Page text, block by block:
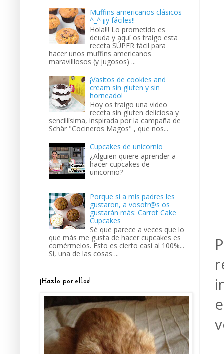
Muffins americanos clásicos
^_^ ¡¡y fáciles!!
Hola!!! Lo prometido es
deuda y aquí os traigo esta
receta SÚPER fácil para
hacer unos muffins americanos
maravilllosos (y jugosos) ...
¡Vasitos de cookies and
cream sin gluten y sin
horneado!
Hoy os traigo una video
receta sin gluten deliciosa y
sencillísima, inspirada por la campaña de
Schär "Cocineros Magos" , que nos...
Cupcakes de unicornio
¿Alguien quiere aprender a
hacer cupcakes de
unicornio?
Porque si a mis padres les
gustaron, a vosotr@s os
gustarán más: Carrot Cake
Cupcakes
Sé que parece a veces que lo
que más me gusta de hacer cupcakes es
comérmelos. Esto es cierto casi al 100%...
Sí, una de las cosas ...
¡Hazlo por ellos!